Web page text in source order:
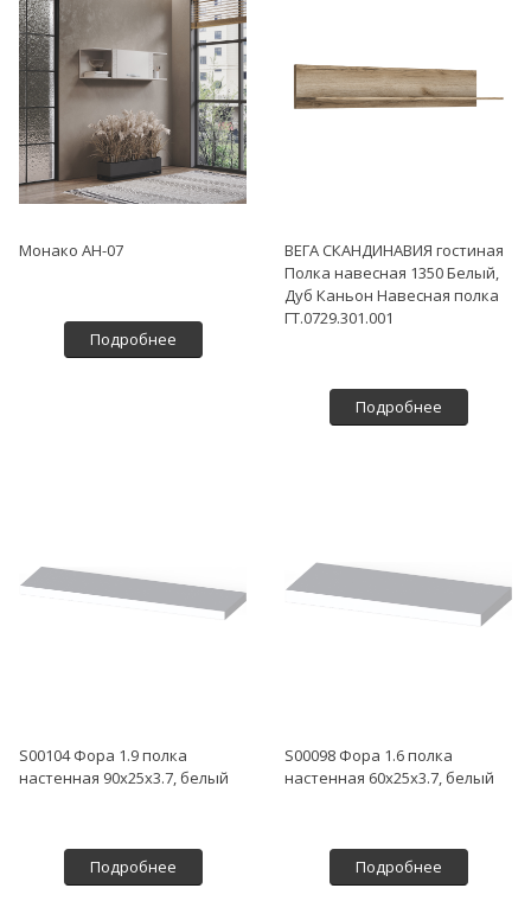
Монако АН-07
Подробнее
ВЕГА СКАНДИНАВИЯ гостиная
Полка навесная 1350 Белый,
Дуб Каньон Навесная полка
ГТ.0729.301.001
Подробнее
S00104 Фора 1.9 полка
настенная 90х25х3.7, белый
Подробнее
S00098 Фора 1.6 полка
настенная 60х25х3.7, белый
Подробнее